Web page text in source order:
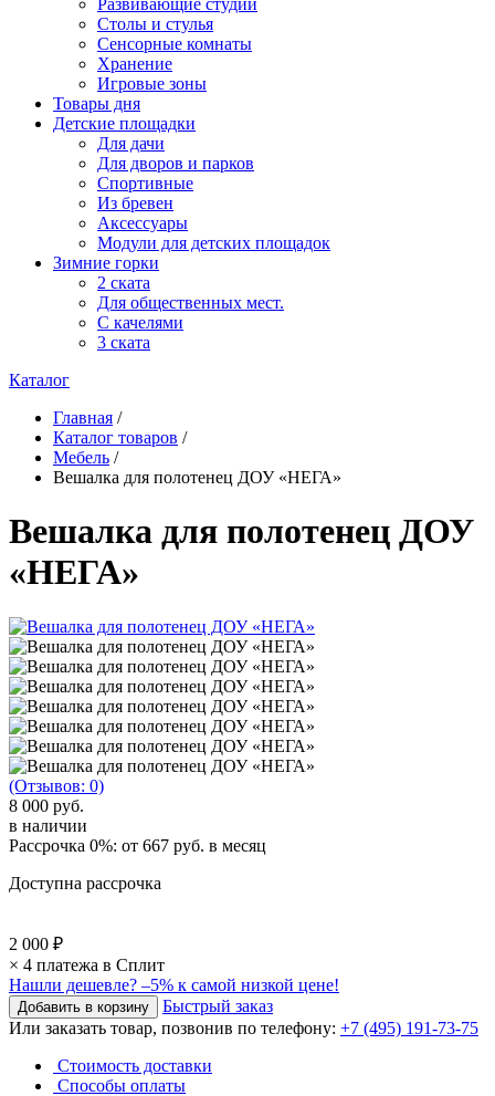
Развивающие студии
Столы и стулья
Сенсорные комнаты
Хранение
Игровые зоны
Товары дня
Детские площадки
Для дачи
Для дворов и парков
Спортивные
Из бревен
Аксессуары
Модули для детских площадок
Зимние горки
2 ската
Для общественных мест.
С качелями
3 ската
Каталог
Главная /
Каталог товаров /
Мебель /
Вешалка для полотенец ДОУ «НЕГА»
Вешалка для полотенец ДОУ
«НЕГА»
(Отзывов: 0)
8 000 руб.
в наличии
Рассрочка 0%: от 667 руб. в месяц
Доступна рассрочка
2 000 ₽
× 4 платежа в Сплит
Нашли дешевле? –5% к самой низкой цене!
Быстрый заказ
Или заказать товар, позвонив по телефону: +7 (495) 191-73-75
Стоимость доставки
Способы оплаты